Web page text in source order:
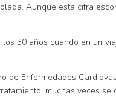
Aunque esta cifra
30 años cuando en un
de Enfermedades
muchas veces